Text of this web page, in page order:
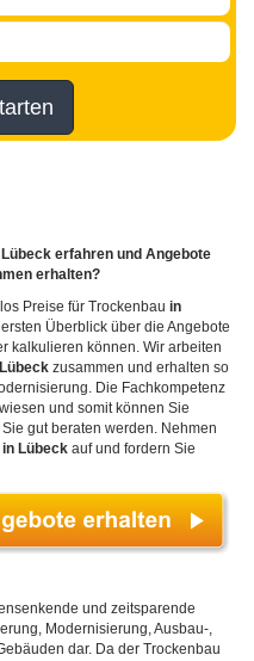
erfahren und Angebote
erhalten?
Preise für Trockenbau in
Überblick über die Angebote
kalkulieren können. Wir arbeiten
zusammen und erhalten so
Die Fachkompetenz
und somit können Sie
gut beraten werden. Nehmen
in Lübeck auf und fordern Sie
und zeitsparende
Modernisierung, Ausbau-,
dar. Da der Trockenbau